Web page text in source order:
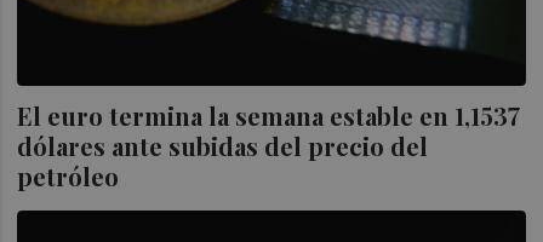
El euro termina la semana estable en 1,1537
dólares ante subidas del precio del
petróleo